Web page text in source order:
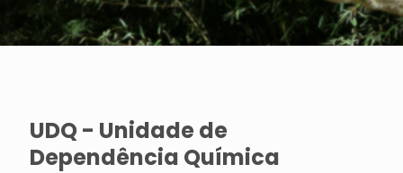
UDQ - Unidade de
Dependência Química